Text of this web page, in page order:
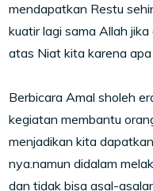
mendapatkan Restu
kuatir lagi sama Allah
atas Niat kita karena apa
Berbicara Amal sholeh
kegiatan membantu
menjadikan kita
nya.namun didalam
dan tidak bisa asal-